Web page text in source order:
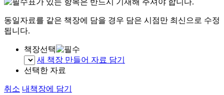
표가 있는 항목은 반드시 기재해 주셔야 합니다.
동일자료를 같은 책장에 담을 경우 담은 시점만 최신으로 수정
됩니다.
책장선택
새 책장 만들어 자료 담기
선택한 자료
취소 내책장에 담기